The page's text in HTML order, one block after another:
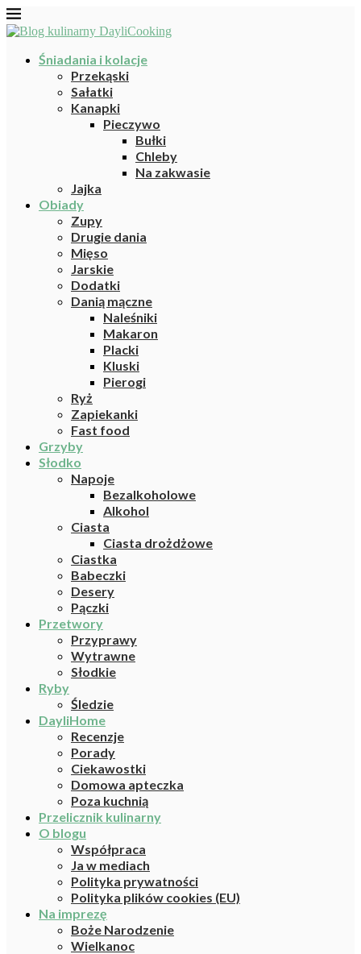
Śniadania i kolacje
Przekąski
Sałatki
Kanapki
Pieczywo
Bułki
Chleby
Na zakwasie
Jajka
Obiady
Zupy
Drugie dania
Mięso
Jarskie
Dodatki
Danią mączne
Naleśniki
Makaron
Placki
Kluski
Pierogi
Ryż
Zapiekanki
Fast food
Grzyby
Słodko
Napoje
Bezalkoholowe
Alkohol
Ciasta
Ciasta drożdżowe
Ciastka
Babeczki
Desery
Pączki
Przetwory
Przyprawy
Wytrawne
Słodkie
Ryby
Śledzie
DayliHome
Recenzje
Porady
Ciekawostki
Domowa apteczka
Poza kuchnią
Przelicznik kulinarny
O blogu
Współpraca
Ja w mediach
Polityka prywatności
Polityka plików cookies (EU)
Na imprezę
Boże Narodzenie
Wielkanoc